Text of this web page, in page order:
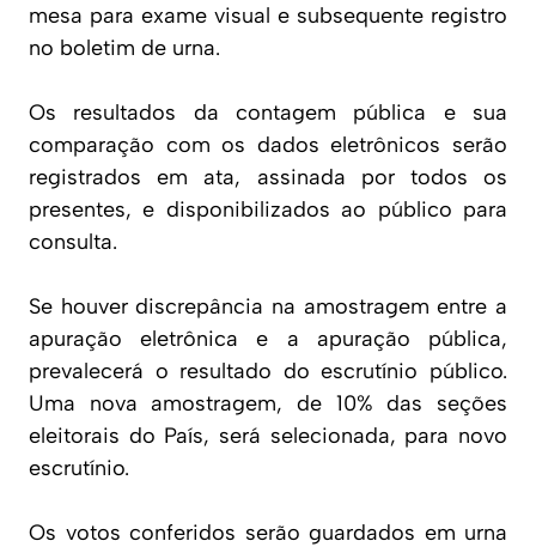
mesa para exame visual e subsequente registro
no boletim de urna.
Os resultados da contagem pública e sua
comparação com os dados eletrônicos serão
registrados em ata, assinada por todos os
presentes, e disponibilizados ao público para
consulta.
Se houver discrepância na amostragem entre a
apuração eletrônica e a apuração pública,
prevalecerá o resultado do escrutínio público.
Uma nova amostragem, de 10% das seções
eleitorais do País, será selecionada, para novo
escrutínio.
Os votos conferidos serão guardados em urna